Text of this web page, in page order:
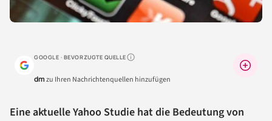
GOOGLE · BEVORZUGTE QUELLEWarum lohnt sich das?
dmzu Ihren Nachrichtenquellen hinzufügen
Eine aktuelle Yahoo Studie hat die Bedeutung von